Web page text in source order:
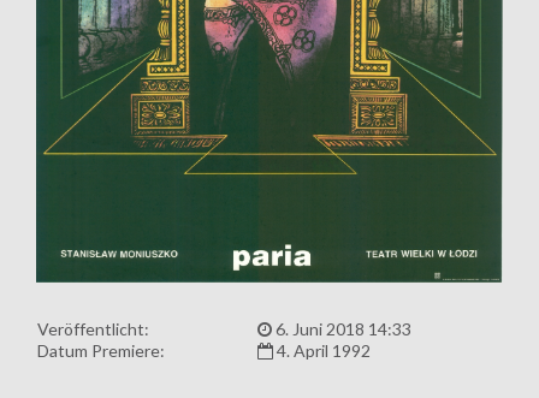
Veröffentlicht:
6. Juni 2018 14:33
Datum Premiere:
4. April 1992